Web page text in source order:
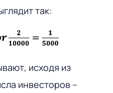
так:
исходя из
инвесторов –